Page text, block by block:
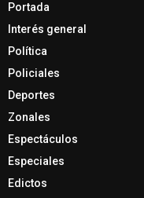
Portada
Interés general
Política
Policiales
Deportes
Zonales
Espectáculos
Especiales
Edictos